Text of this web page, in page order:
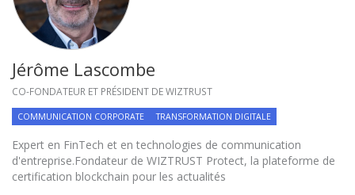
Jérôme Lascombe
CO-FONDATEUR ET PRÉSIDENT DE WIZTRUST
COMMUNICATION CORPORATE TRANSFORMATION DIGITALE
Expert en FinTech et en technologies de communication
d'entreprise.Fondateur de WIZTRUST Protect, la plateforme de
certification blockchain pour les actualités